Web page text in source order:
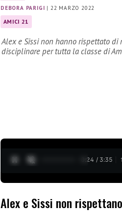
DEBORA PARIGI | 22 MARZO 2022
AMICI 21
Alex e Sissi non hanno rispettato
disciplinare per tutta la classe di
0:25 / 3:35 1
Alex e Sissi non